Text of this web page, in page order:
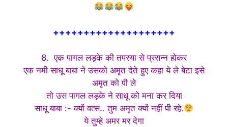
++++++++++++++++++++
8. एक पागल लड़के की तपस्या से प्रसन्न होकर
एक नमी साधू बाबा ने उसको अमृत देते हुए कहा ये ले बेटा इसे
अमृत को पी ले
तो उस पागल लड़के ने साधू को मना कर दिया
साधू बाबा :- क्यों वत्स.. तुम अमृत क्यों नहीं पी रहे.
ये तुम्हे अमर मर देगा